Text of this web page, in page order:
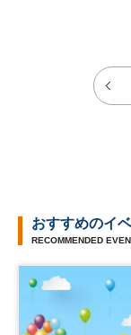
おすすめのイ
RECOMMENDED